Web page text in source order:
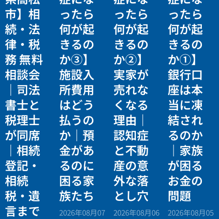
市】相
続・法
律・税
務 無料
相談会
｜司法
書士と
税理士
が同席
｜相続
登記・
相続
税・遺
言まで
ったら
何が起
きるの
か③】
施設入
所費用
はどう
払うの
か｜預
金があ
るのに
困る家
族たち
2026年08月07
ったら
何が起
きるの
か②】
実家が
売れな
くなる
理由｜
認知症
と不動
産の意
外な落
とし穴
2026年08月06
ったら
何が起
きるの
か①】
銀行口
座は本
当に凍
結され
るのか
｜家族
が困る
お金の
問題
2026年08月05